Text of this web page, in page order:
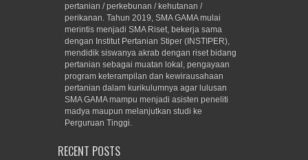
pertanian / perkebunan / kehutanan /
perikanan. Tahun 2019, SMA GAMA mulai
merintis menjadi SMA Riset, bekerja sama
dengan Institut Pertanian Stiper (INSTIPER),
mendidik siswanya akrab dengan riset bidang
pertanian sebagai muatan lokal, pengayaan
program keterampilan dan kewirausahaan
pertanian dalam kurikulumnya agar lulusan
SMA GAMA mampu menjadi asisten peneliti
madya maupun melanjutkan studi ke
Perguruan Tinggi.
RECENT POSTS